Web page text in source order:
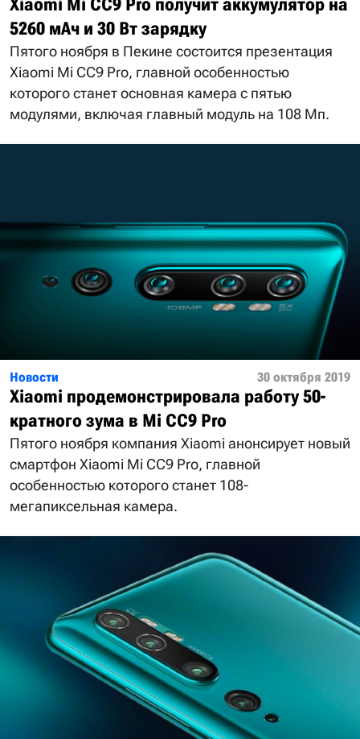
Xiaomi Mi CC9 Pro получит аккумулятор на
5260 мАч и 30 Вт зарядку
Пятого ноября в Пекине состоится презентация
Xiaomi Mi CC9 Pro, главной особенностью
которого станет основная камера с пятью
модулями, включая главный модуль на 108 Мп.
Новости 30 октября 2019
Xiaomi продемонстрировала работу 50-
кратного зума в Mi CC9 Pro
Пятого ноября компания Xiaomi анонсирует новый
смартфон Xiaomi Mi CC9 Pro, главной
особенностью которого станет 108-
мегапиксельная камера.